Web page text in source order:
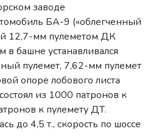
заводе
БА-9 («облегченный
12,7-мм пулеметом ДК
в башне устанавливался
пулемет, 7,62-мм пулемет
опоре лобового листа
из 1000 патронов к
к пулемету ДТ.
до 4,5 т., скорость по шоссе